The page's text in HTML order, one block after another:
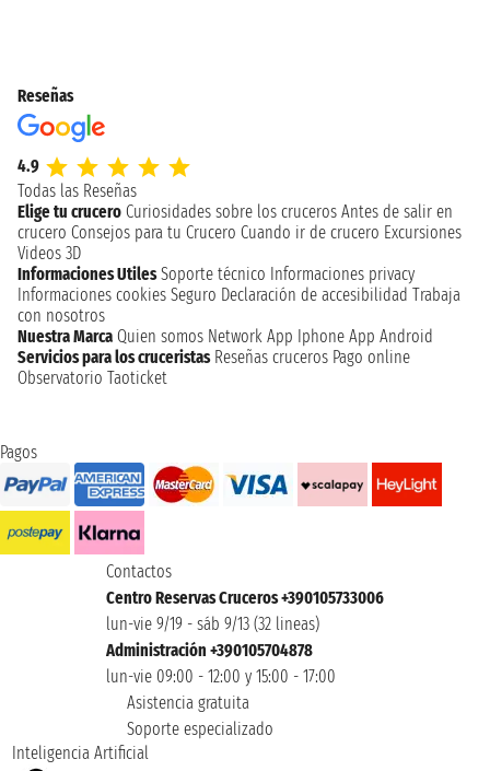
Reseñas
4.9
Todas las Reseñas
Elige tu crucero Curiosidades sobre los cruceros Antes de salir en
crucero Consejos para tu Crucero Cuando ir de crucero Excursiones
Videos 3D
Informaciones Utiles Soporte técnico Informaciones privacy
Informaciones cookies Seguro Declaración de accesibilidad Trabaja
con nosotros
Nuestra Marca Quien somos Network App Iphone App Android
Servicios para los cruceristas Reseñas cruceros Pago online
Observatorio Taoticket
Pagos
Contactos
Centro Reservas Cruceros +390105733006
lun-vie 9/19 - sáb 9/13 (32 lineas)
Administración +390105704878
lun-vie 09:00 - 12:00 y 15:00 - 17:00
Asistencia gratuita
Soporte especializado
Inteligencia Artificial